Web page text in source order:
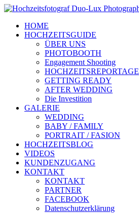
Zum
springenHOME
HOCHZEITSGUIDE
ÜBER UNS
PHOTOBOOTH
Engagement Shooting
HOCHZEITSREPORTAGE
GETTING READY
AFTER WEDDING
Die Investition
GALERIE
WEDDING
BABY / FAMILY
PORTRAIT / FASION
HOCHZEITSBLOG
VIDEOS
KUNDENZUGANG
KONTAKT
KONTAKT
PARTNER
FACEBOOK
Datenschutzerklärung